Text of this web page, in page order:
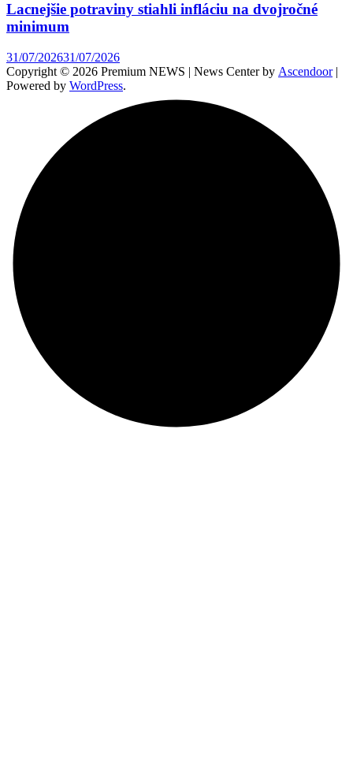
Lacnejšie potraviny stiahli infláciu na dvojročné
minimum
31/07/202631/07/2026
Copyright © 2026 Premium NEWS | News Center by Ascendoor|
Powered by WordPress.